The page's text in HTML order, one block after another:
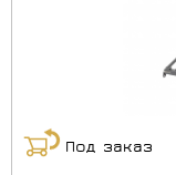
Под заказ